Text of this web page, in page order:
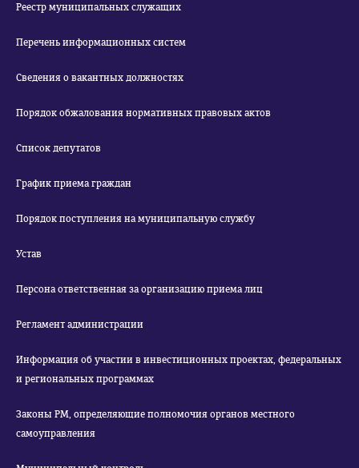
Реестр муниципальных служащих
Перечень информационных систем
Сведения о вакантных должностях
Порядок обжалования нормативных правовых актов
Список депутатов
График приема граждан
Порядок поступления на муниципальную службу
Устав
Персона ответственная за организацию приема лиц
Регламент администрации
Информация об участии в инвестиционных проектах, федеральных
и региональных программах
Законы РМ, определяющие полномочия органов местного
самоуправления